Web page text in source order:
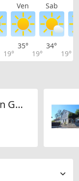
Ven Sab
19°
35°
19°
34°
19°
Restaurant Sternen GmbH - Spreitenbach